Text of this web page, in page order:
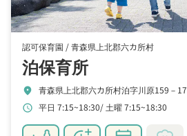
認可保育園 /青森県上北郡六カ所村
泊保育所
location_on 青森県上北郡六カ所村泊字川原159－17
schedule 平日 7:15~18:30 土曜 7:15~18:30